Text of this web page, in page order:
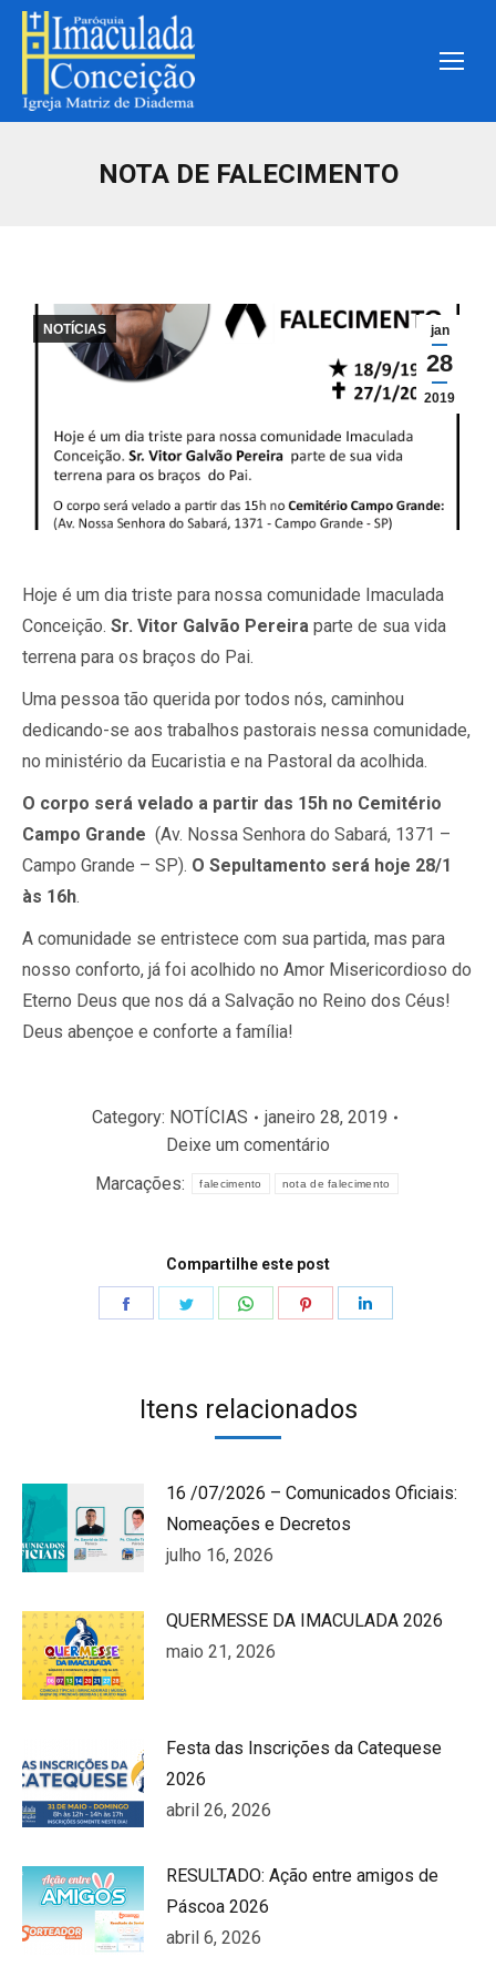
NOTA DE FALECIMENTO
jan
28
2019
NOTÍCIAS
Hoje é um dia triste para nossa comunidade Imaculada
Conceição. Sr. Vitor Galvão Pereira parte de sua vida
terrena para os braços do Pai.
Uma pessoa tão querida por todos nós, caminhou
dedicando-se aos trabalhos pastorais nessa comunidade,
no ministério da Eucaristia e na Pastoral da acolhida.
O corpo será velado a partir das 15h no Cemitério
Campo Grande (Av. Nossa Senhora do Sabará, 1371 –
Campo Grande – SP). O Sepultamento será hoje 28/1
às 16h.
A comunidade se entristece com sua partida, mas para
nosso conforto, já foi acolhido no Amor Misericordioso do
Eterno Deus que nos dá a Salvação no Reino dos Céus!
Deus abençoe e conforte a família!
Category: NOTÍCIAS
janeiro 28, 2019
Deixe um comentário
Marcações:
falecimento nota de falecimento
Compartilhe este post
Itens relacionados
16 /07/2026 – Comunicados Oficiais:
Nomeações e Decretos
julho 16, 2026
QUERMESSE DA IMACULADA 2026
maio 21, 2026
Festa das Inscrições da Catequese
2026
abril 26, 2026
RESULTADO: Ação entre amigos de
Páscoa 2026
abril 6, 2026